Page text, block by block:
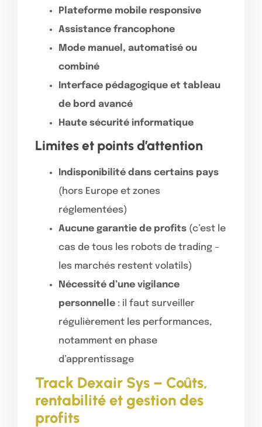
Plateforme mobile responsive
Assistance francophone
Mode manuel, automatisé ou
combiné
Interface pédagogique et tableau
de bord avancé
Haute sécurité informatique
Limites et points d’attention
Indisponibilité dans certains pays
(hors Europe et zones
réglementées)
Aucune garantie de profits (c’est le
cas de tous les robots de trading –
les marchés restent volatils)
Nécessité d’une vigilance
personnelle : il faut surveiller
régulièrement les performances,
notamment en phase
d’apprentissage
Track Dexair Sys – Coûts,
rentabilité et gestion des
profits